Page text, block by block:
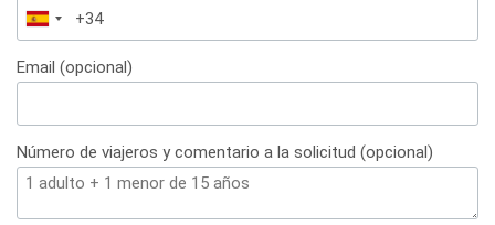
España
+34
Email (opcional)
Número de viajeros y comentario a la solicitud (opcional)